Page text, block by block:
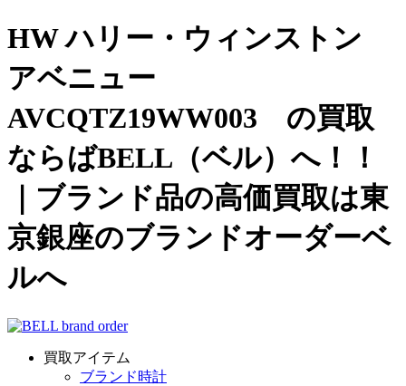
HW ハリー・ウィンストン
アベニュー
AVCQTZ19WW003 の買取
ならばBELL（ベル）へ！！
｜ブランド品の高価買取は東
京銀座のブランドオーダーベ
ルへ
買取アイテム
ブランド時計